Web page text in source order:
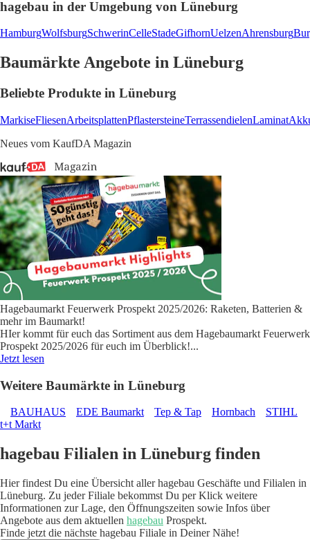
hagebau in der Umgebung von Lüneburg
HamburgWolfsburgSchwerinCelleStadeGifhornUelzenAhrensburg
Baumärkte Angebote in Lüneburg
Beliebte Produkte in Lüneburg
MarkiseFliesenArbeitsplattenPflastersteineTerrassendielenLaminat
Neues vom KaufDA Magazin
Hagebaumarkt Feuerwerk Prospekt 2025/2026: Raketen, Batterien &
mehr im Baumarkt!
HIer kommt für euch das Sortiment aus dem Hagebaumarkt Feuerwerk
Prospekt 2025/2026 für euch im Überblick!...
Jetzt lesen
Weitere Baumärkte in Lüneburg
BAUHAUS EDE Baumarkt Tep & Tap Hornbach
STIHL
t+t Markt
hagebau Filialen in Lüneburg finden
Hier findest Du eine Übersicht aller hagebau Geschäfte und Filialen in
Lüneburg. Zu jeder Filiale bekommst Du per Klick weitere
Informationen zur Lage, den Öffnungszeiten sowie Infos über
Angebote aus dem aktuellen hagebau Prospekt.
Finde jetzt die nächste hagebau Filiale in Deiner Nähe!